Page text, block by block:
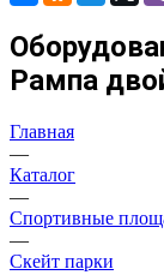
Рампа
Главная
—
Каталог
—
Спортивные
—
Скейт парки